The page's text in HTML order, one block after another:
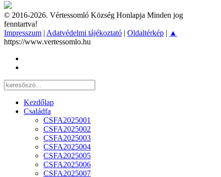
© 2016-2026. Vértessomló Község Honlapja Minden jog
fenntartva!
Impresszum | Adatvédelmi tájékoztató | Oldaltérkép | ▲
https://www.vertessomlo.hu
Kezdőlap
Családfa
CSFA2025001
CSFA2025002
CSFA2025003
CSFA2025004
CSFA2025005
CSFA2025006
CSFA2025007